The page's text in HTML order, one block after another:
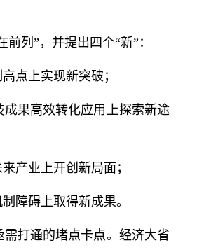
列”，并提出四个“新”：
点上实现新突破；
果高效转化应用上探索新途
产业上开创新局面；
障碍上取得新成果。
打通的堵点卡点。经济大省